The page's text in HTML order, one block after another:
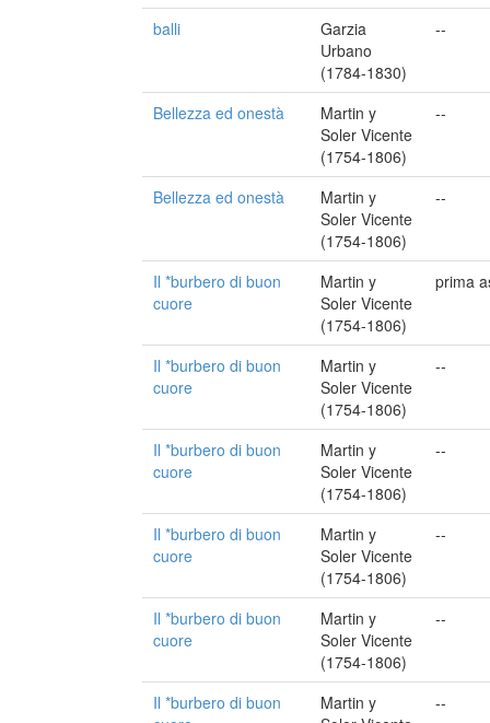
balli
Garzia
Urbano
(1784-1830)
--
Bellezza ed onestà
Martin y
Soler Vicente
(1754-1806)
--
Bellezza ed onestà
Martin y
Soler Vicente
(1754-1806)
--
Il *burbero di buon
cuore
Martin y
Soler Vicente
(1754-1806)
prima
Il *burbero di buon
cuore
Martin y
Soler Vicente
(1754-1806)
--
Il *burbero di buon
cuore
Martin y
Soler Vicente
(1754-1806)
--
Il *burbero di buon
cuore
Martin y
Soler Vicente
(1754-1806)
--
Il *burbero di buon
cuore
Martin y
Soler Vicente
(1754-1806)
--
Il *burbero di buon
Martin y
--